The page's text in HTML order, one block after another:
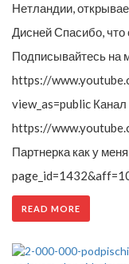
Нетландии,
Дисней Спасибо, что
Подписывайтесь на
https://
view_as=public
https://
Партнерка как у
READ MORE